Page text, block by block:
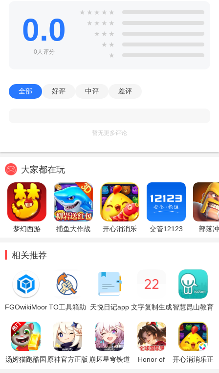
0.0
0人评分
★ ★ ★ ★ ★
★ ★ ★ ★
★ ★ ★
★ ★
★
全部 好评 中评 差评
暂无更多评论
大家都在玩
梦幻西游 捕鱼大作战 开心消消乐 交管12123 部落
相关推荐
FGOwikiMooncellTO工具箱助
天悦日记app 文字复制生成智慧昆山教育
版
汤姆猫跑酷国 原神官方正版 崩坏星穹铁道
Honor of
开心消消乐正